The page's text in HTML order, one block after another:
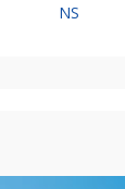
NS